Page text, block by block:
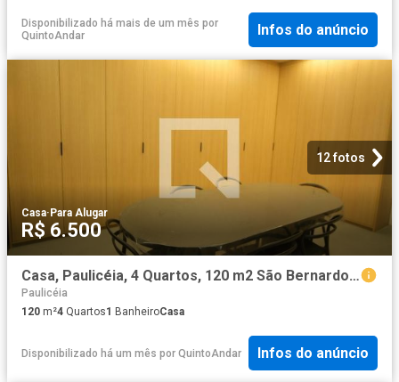
Disponibilizado há mais de um mês por
QuintoAndar
Infos do anúncio
12 fotos
Casa· Para Alugar
R$ 6.500
Casa, Paulicéia, 4 Quartos, 120 m2 São Bernardo do Campo
Paulicéia
120 m²4 Quartos1 BanheiroCasa
Disponibilizado há um mês por QuintoAndar Infos do anúncio